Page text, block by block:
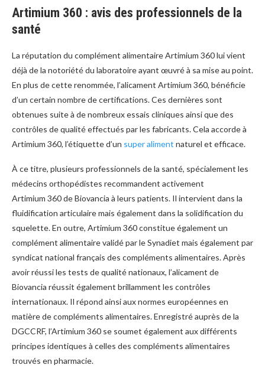
Artimium 360 : avis des professionnels de la
santé
La réputation du complément alimentaire Artimium 360 lui vient
déjà de la notoriété du laboratoire ayant œuvré à sa mise au point.
En plus de cette renommée, l’alicament Artimium 360, bénéficie
d’un certain nombre de certifications. Ces dernières sont
obtenues suite à de nombreux essais cliniques ainsi que des
contrôles de qualité effectués par les fabricants. Cela accorde à
Artimium 360, l’étiquette d’un super aliment naturel et efficace.
À ce titre, plusieurs professionnels de la santé, spécialement les
médecins orthopédistes recommandent activement
Artimium 360 de Biovancia à leurs patients. Il intervient dans la
fluidification articulaire mais également dans la solidification du
squelette. En outre, Artimium 360 constitue également un
complément alimentaire validé par le Synadiet mais également par
syndicat national français des compléments alimentaires. Après
avoir réussi les tests de qualité nationaux, l’alicament de
Biovancia réussit également brillamment les contrôles
internationaux. Il répond ainsi aux normes européennes en
matière de compléments alimentaires. Enregistré auprès de la
DGCCRF, l’Artimium 360 se soumet également aux différents
principes identiques à celles des compléments alimentaires
trouvés en pharmacie.